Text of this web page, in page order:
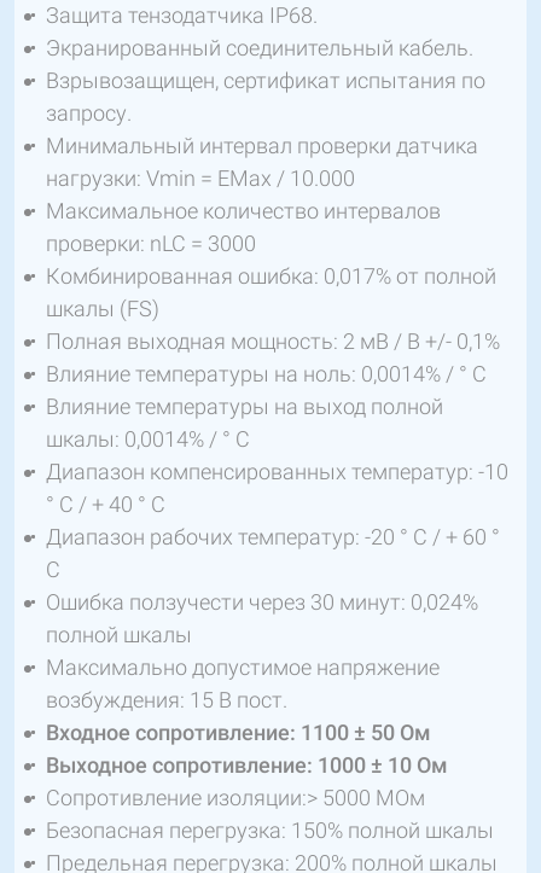
Защита тензодатчика IP68.
Экранированный соединительный кабель.
Взрывозащищен, сертификат испытания по
запросу.
Минимальный интервал проверки датчика
нагрузки: Vmin = EMax / 10.000
Максимальное количество интервалов
проверки: nLC = 3000
Комбинированная ошибка: 0,017% от полной
шкалы (FS)
Полная выходная мощность: 2 мВ / В +/- 0,1%
Влияние температуры на ноль: 0,0014% / ° C
Влияние температуры на выход полной
шкалы: 0,0014% / ° C
Диапазон компенсированных температур: -10
° C / + 40 ° C
Диапазон рабочих температур: -20 ° C / + 60 °
C
Ошибка ползучести через 30 минут: 0,024%
полной шкалы
Максимально допустимое напряжение
возбуждения: 15 В пост.
Входное сопротивление: 1100 ± 50 Ом
Выходное сопротивление: 1000 ± 10 Ом
Сопротивление изоляции:> 5000 МОм
Безопасная перегрузка: 150% полной шкалы
Предельная перегрузка: 200% полной шкалы